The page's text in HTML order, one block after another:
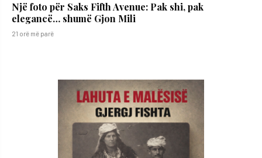
Një foto për Saks Fifth Avenue: Pak shi, pak
elegancë… shumë Gjon Mili
21 orë më parë